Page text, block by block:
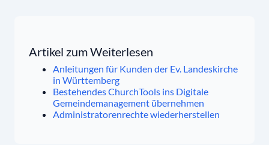
Artikel zum Weiterlesen
Anleitungen für Kunden der Ev. Landeskirche
in Württemberg
Bestehendes ChurchTools ins Digitale
Gemeindemanagement übernehmen
Administratorenrechte wiederherstellen